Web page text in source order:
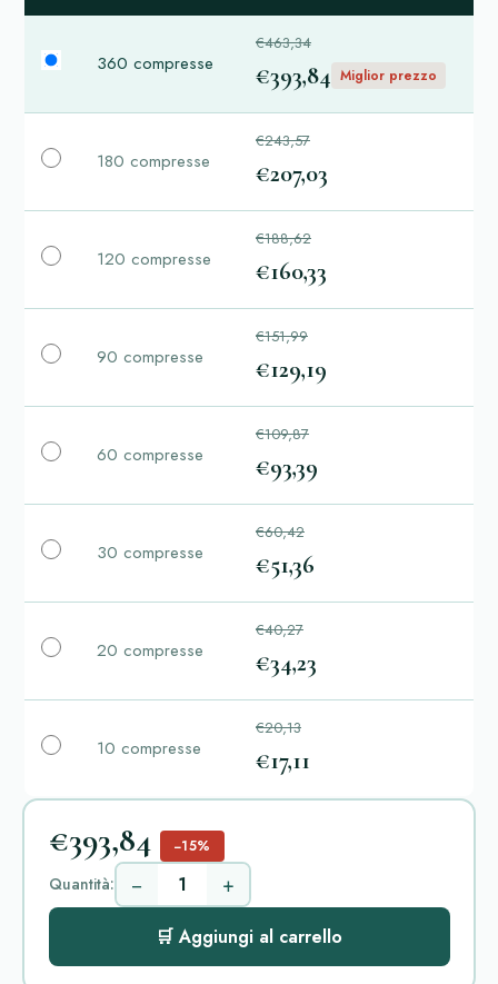
360 compresse
€463,34
€393,84 Miglior prezzo
180 compresse
€243,57
€207,03
120 compresse
€188,62
€160,33
90 compresse
€151,99
€129,19
60 compresse
€109,87
€93,39
30 compresse
€60,42
€51,36
20 compresse
€40,27
€34,23
10 compresse
€20,13
€17,11
€393,84 −15%
Quantità: − +
🛒 Aggiungi al carrello